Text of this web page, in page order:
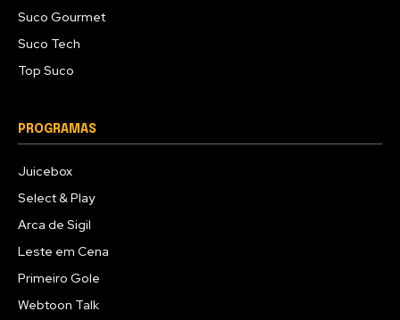
Suco Gourmet
Suco Tech
Top Suco
PROGRAMAS
Juicebox
Select & Play
Arca de Sigil
Leste em Cena
Primeiro Gole
Webtoon Talk